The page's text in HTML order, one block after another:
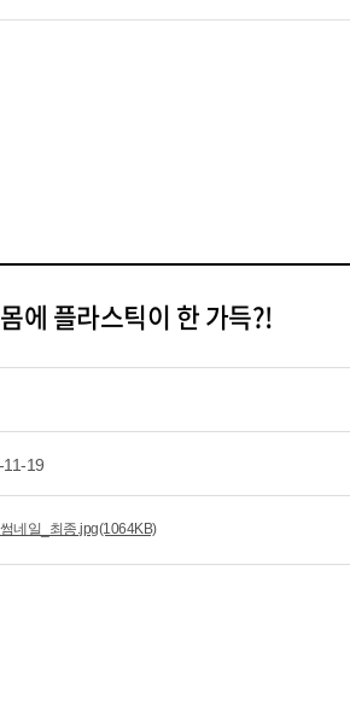
에 플라스틱이 한 가득?!
19
네일_최종.jpg(1064KB)